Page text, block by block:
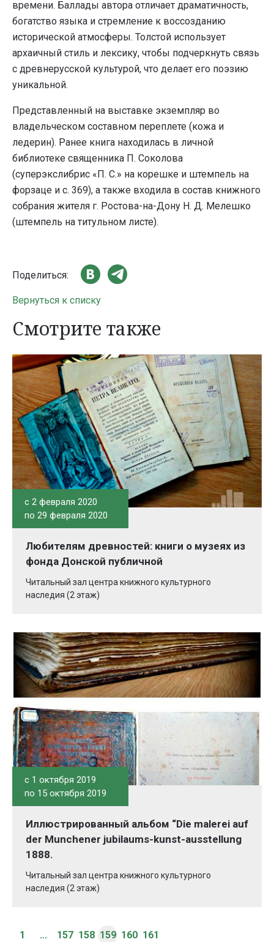
времени. Баллады автора отличает драматичность,
богатство языка и стремление к воссозданию
исторической атмосферы. Толстой использует
архаичный стиль и лексику, чтобы подчеркнуть связь
с древнерусской культурой, что делает его поэзию
уникальной.
Представленный на выставке экземпляр во
владельческом составном переплете (кожа и
ледерин). Ранее книга находилась в личной
библиотеке священника П. Соколова
(суперэкслибрис «П. С.» на корешке и штемпель на
форзаце и с. 369), а также входила в состав книжного
собрания жителя г. Ростова-на-Дону Н. Д. Мелешко
(штемпель на титульном листе).
Поделиться:
Вернуться к списку
Смотрите также
c 2 февраля 2020
по 29 февраля 2020
Любителям древностей: книги о музеях из
фонда Донской публичной
Читальный зал центра книжного культурного
наследия (2 этаж)
c 1 октября 2019
по 15 октября 2019
Иллюстрированный альбом “Die malerei auf
der Munchener jubilaums-kunst-ausstellung
1888.
Читальный зал центра книжного культурного
наследия (2 этаж)
1 ... 157 158 159 160 161